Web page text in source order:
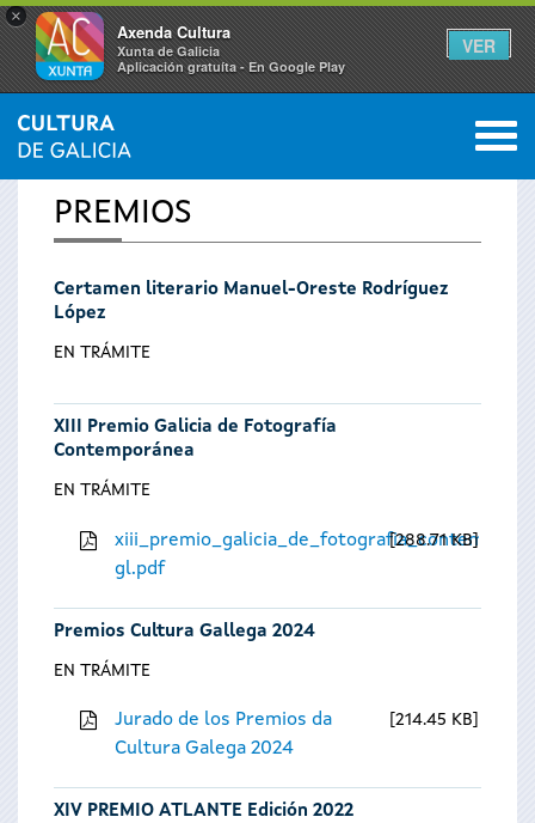
×
Axenda Cultura
Xunta de Galicia
Aplicación gratuíta - En Google Play
VER
Se
encuentra
usted
aquí
INICIO 0
PREMIOS
Certamen literario Manuel-Oreste Rodríguez
López
EN TRÁMITE
XIII Premio Galicia de Fotografía
Contemporánea
EN TRÁMITE
gl.pdf
288.71 KB
Premios Cultura Gallega 2024
EN TRÁMITE
Jurado de los Premios da
Cultura Galega 2024
214.45 KB
XIV PREMIO ATLANTE Edición 2022